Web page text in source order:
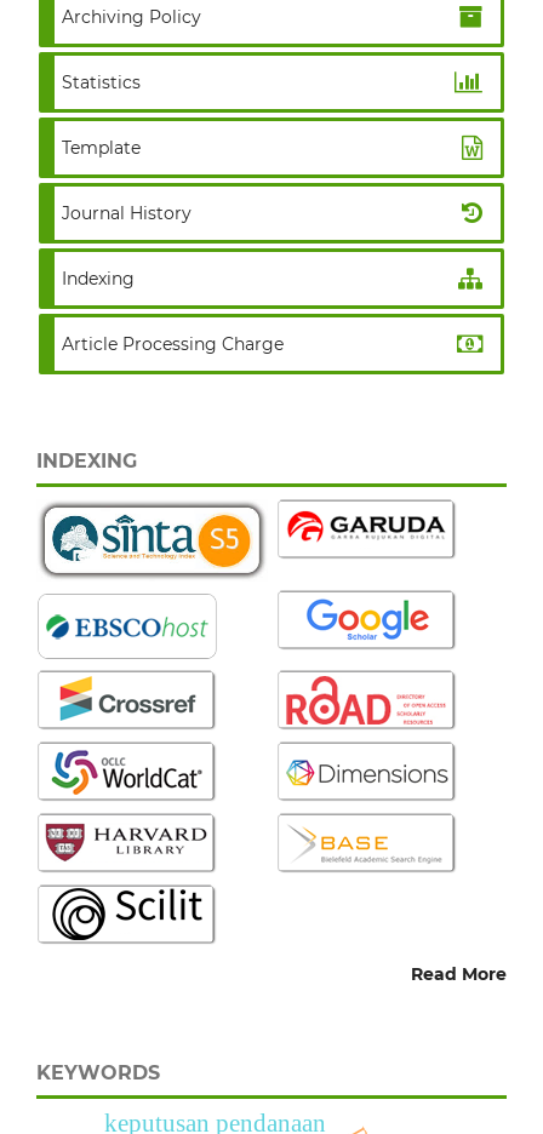
Archiving Policy
Statistics
Template
Journal History
Indexing
Article Processing Charge
INDEXING
Read More
KEYWORDS
keputusan pendanaan